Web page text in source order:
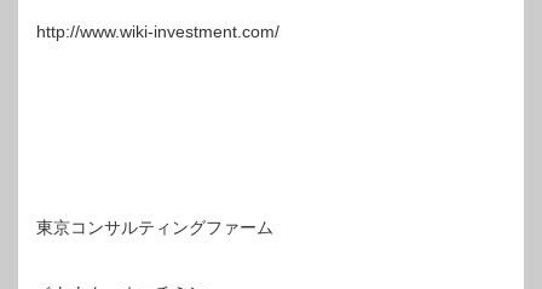
http://www.wiki-investment.com/
東京コンサルティングファーム